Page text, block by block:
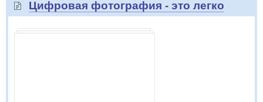
Цифровая фотография - это легко